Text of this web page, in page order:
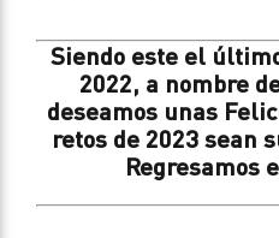
Siendo este el
2022, a nombre
deseamos unas
retos de 2023 sean
Regresamos